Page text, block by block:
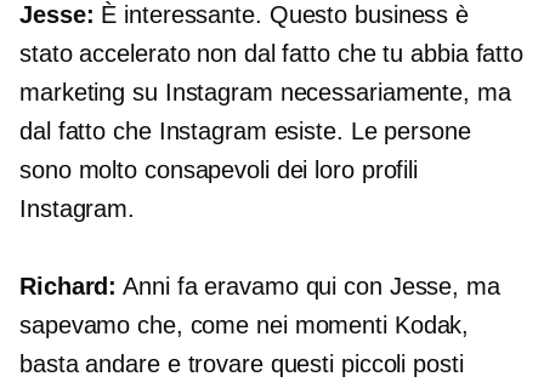
Jesse: È interessante. Questo business è
stato accelerato non dal fatto che tu abbia fatto
marketing su Instagram necessariamente, ma
dal fatto che Instagram esiste. Le persone
sono molto consapevoli dei loro profili
Instagram.
Richard: Anni fa eravamo qui con Jesse, ma
sapevamo che, come nei momenti Kodak,
basta andare e trovare questi piccoli posti